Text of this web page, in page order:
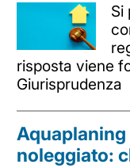
Si
risposta viene
Giurisprudenza
Aquaplaning
noleggiato: